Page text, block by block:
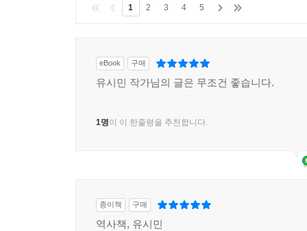
1 2 3 4 5
eBook 구매
유시민 작가님의 글은 무조건 좋습니다.
1명이 이 한줄평을 추천합니다.
종이책 구매
역사책, 유시민